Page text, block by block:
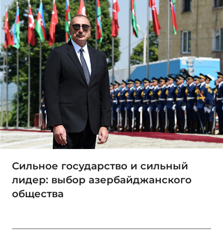
Сильное государство и сильный
лидер: выбор азербайджанского
общества